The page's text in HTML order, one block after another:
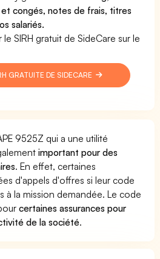
congés, notes de frais, titres
salariés.
SIRH gratuit de SideCare sur le
GRATUITE DE SIDECARE
9525Z qui a une utilité
important pour des
. En effet, certaines
d'appels d'offres si leur code
à la mission demandée. Le code
certaines assurances pour
de la société.